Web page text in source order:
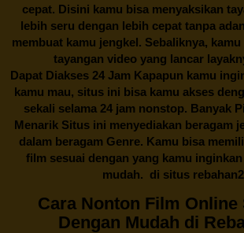
cepat. Disini kamu bisa menyaksikan
lebih seru dengan lebih cepat tanpa
membuat kamu jengkel. Sebaliknya,
tayangan video yang lancar
Dapat Diakses 24 Jam Kapapun kamu
kamu mau, situs ini bisa kamu akses
sekali selama 24 jam nonstop. Banyak
Menarik Situs ini menyediakan beragam
dalam beragam Genre. Kamu bisa
film sesuai dengan yang kamu
mudah. di situs
Cara Nonton Film Online
Dengan Mudah di